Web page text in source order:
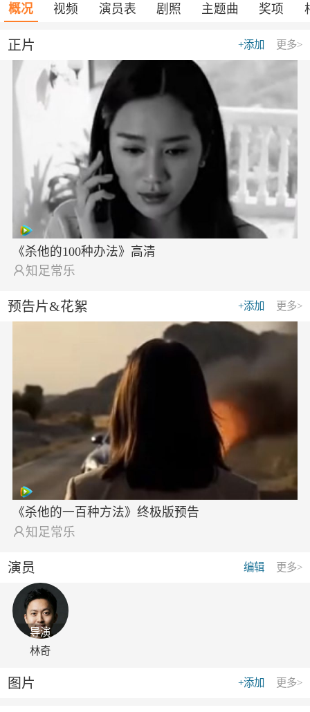
概况 视频 演员表 剧照 主题曲 奖项
更多>
+添加
正片
《杀他的100种办法》高清
 知足常乐
更多>
+添加
预告片&花絮
《杀他的一百种方法》终极版预告
 知足常乐
更多>
编辑
演员
导演
林奇
更多>
+添加
图片